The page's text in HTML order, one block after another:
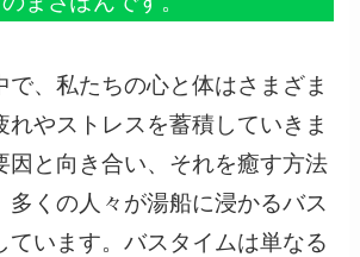
で、私たちの心と体はさまざま
れやストレスを蓄積していきま
因と向き合い、それを癒す方法
多くの人々が湯船に浸かるバス
ています。バスタイムは単なる